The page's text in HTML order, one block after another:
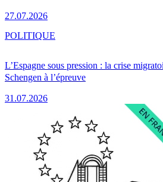
27.07.2026
L’Espagne sous pression : la crise
Schengen à l’épreuve
31.07.2026
POLITIQUE